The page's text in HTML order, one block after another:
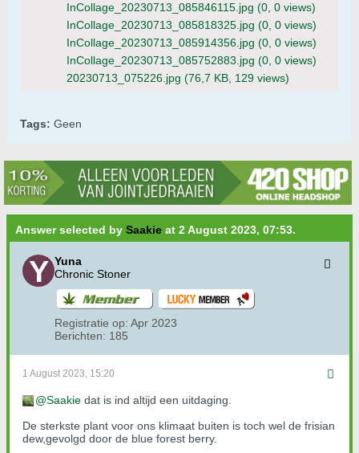
InCollage_20230713_085846115.jpg (0, 0 views)
InCollage_20230713_085818325.jpg (0, 0 views)
InCollage_20230713_085914356.jpg (0, 0 views)
InCollage_20230713_085752883.jpg (0, 0 views)
20230713_075226.jpg (76,7 KB, 129 views)
Tags: Geen
Answer selected by Saakie at 2 August 2023, 07:53.
Yuna
Chronic Stoner
Registratie op: Apr 2023
Berichten: 185
1 August 2023, 15:20
Saakie dat is ind altijd een uitdaging.
De sterkste plant voor ons klimaat buiten is toch wel de frisian
dew,gevolgd door de blue forest berry.